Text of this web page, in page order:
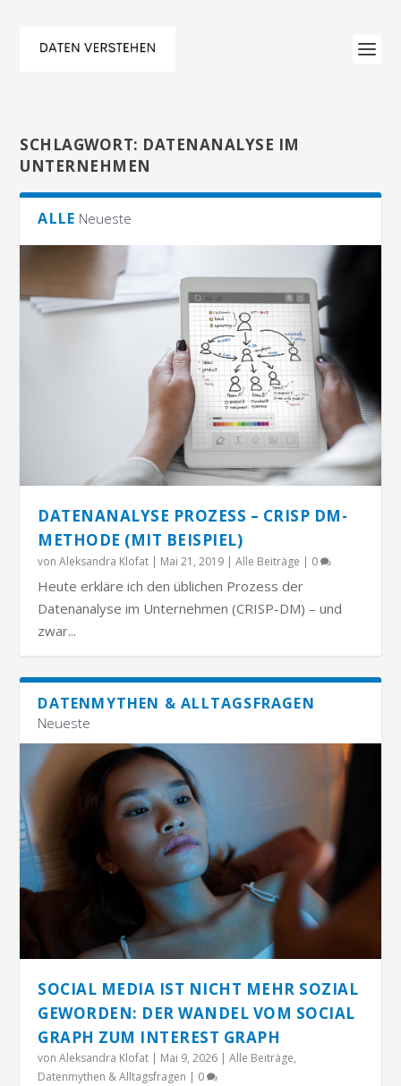
SCHLAGWORT: DATENANALYSE IM
UNTERNEHMEN
ALLE Neueste
DATENANALYSE PROZESS – CRISP DM-
METHODE (MIT BEISPIEL)
vonAleksandra Klofat | Mai 21, 2019 |Alle Beiträge | 0
Heute erkläre ich den üblichen Prozess der
Datenanalyse im Unternehmen (CRISP-DM) – und
zwar...
DATENMYTHEN & ALLTAGSFRAGEN
Neueste
SOCIAL MEDIA IST NICHT MEHR SOZIAL
GEWORDEN: DER WANDEL VOM SOCIAL
GRAPH ZUM INTEREST GRAPH
vonAleksandra Klofat | Mai 9, 2026 |Alle Beiträge,
Datenmythen & Alltagsfragen | 0